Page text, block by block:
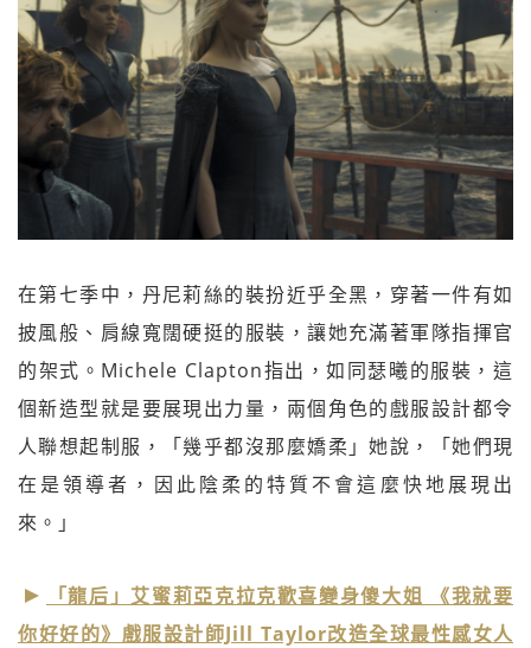
在第七季中，丹尼莉絲的裝扮近乎全黑，穿著一件有如
披風般、肩線寬闊硬挺的服裝，讓她充滿著軍隊指揮官
的架式。Michele Clapton指出，如同瑟曦的服裝，這
個新造型就是要展現出力量，兩個角色的戲服設計都令
人聯想起制服，「幾乎都沒那麼嬌柔」她說，「她們現
在是領導者，因此陰柔的特質不會這麼快地展現出
來。」
「龍后」艾蜜莉亞克拉克歡喜變身傻大姐 《我就要
你好好的》戲服設計師Jill Taylor改造全球最性感女人